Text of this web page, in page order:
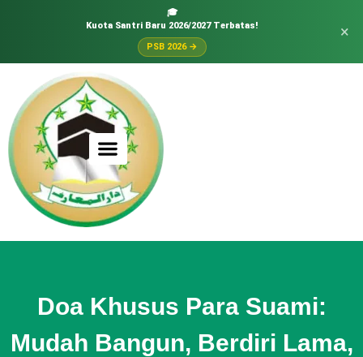
🎓
Kuota Santri Baru 2026/2027 Terbatas!
PSB 2026 →
×
Doa Khusus Para Suami:
Mudah Bangun, Berdiri Lama,